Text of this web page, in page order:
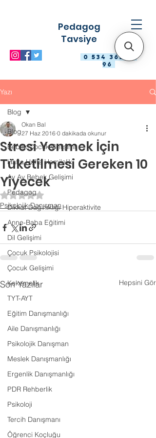
0 534 363 98
96
Pedagog
Tavsiye
Yazı
Blog
Bebek Çocuk Gelişimi
Hafta Hafta Hamilelik
Ay Ay Bebek Gelişimi
Pedagog
Dikkat Dağınıklığı Hiperaktivite
Anne-Baba Eğitimi
Dil Gelişimi
Çocuk Psikolojisi
Çocuk Gelişimi
Kekemelik
TYT-AYT
Eğitim Danışmanlığı
Aile Danışmanlığı
Psikolojik Danışman
Meslek Danışmanlığı
Ergenlik Danışmanlığı
PDR Rehberlik
Psikoloji
Tercih Danışmanı
Öğrenci Koçluğu
Blog
Stresi Yenmek İçin
Tüketilmesi Gereken 10
Yiyecek
Okan Bal
27 Haz 2016 0 dakikada okunur
5 üzerinden NaN yıldız
Psikolojik Danışman
Son Yazılar Hepsini Gör